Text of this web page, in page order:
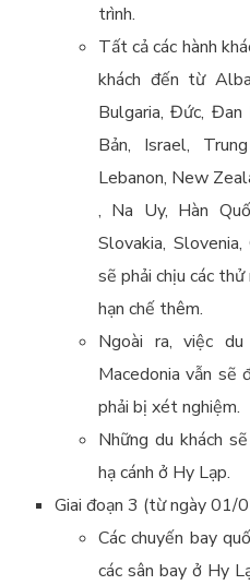
trình.
Tất cả các hành
khách đến từ
Bulgaria, Đức,
Bản, Israel,
Lebanon, New
, Na Uy, Hàn
Slovakia,
sẽ phải chịu các
hạn chế thêm.
Ngoài ra, việc
Macedonia vẫn sẽ
phải bị xét nghiệm.
Những du khách
hạ cánh ở Hy Lạp.
Giai đoạn 3 (từ ngày 01/
Các chuyến bay
các sân bay ở Hy